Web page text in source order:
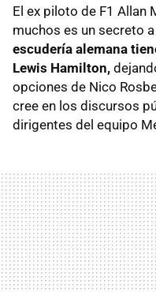
El ex piloto de F1 Allan
muchos es un secreto
escudería alemana
Lewis Hamilton,
opciones de Nico
cree en los discursos
dirigentes del equipo